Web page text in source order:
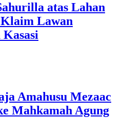
atas Lahan
Lawan
Amahusu Mezaac
Mahkamah Agung